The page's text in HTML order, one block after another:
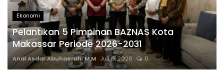
Ekonomi
Pelantikan 5 Pimpinan BAZNAS Kota
Makassar Periode 2026-2031
Andi Asdar Abuhaerah, M.M Juli 6, 2026 0